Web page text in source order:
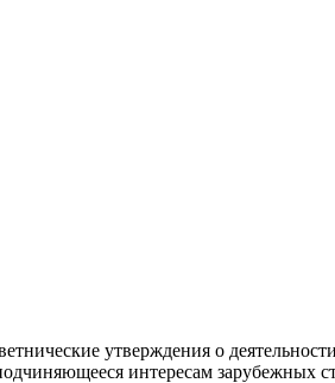
утверждения о
интересам зарубежных